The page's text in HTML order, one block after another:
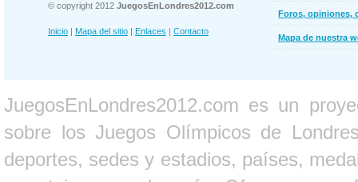
© copyright 2012 JuegosEnLondres2012.com
Inicio | Mapa del sitio | Enlaces | Contacto
Foros, opiniones,
Mapa de nuestra
JuegosEnLondres2012.com es un
sobre los Juegos Olímpicos de
deportes, sedes y estadios, países,